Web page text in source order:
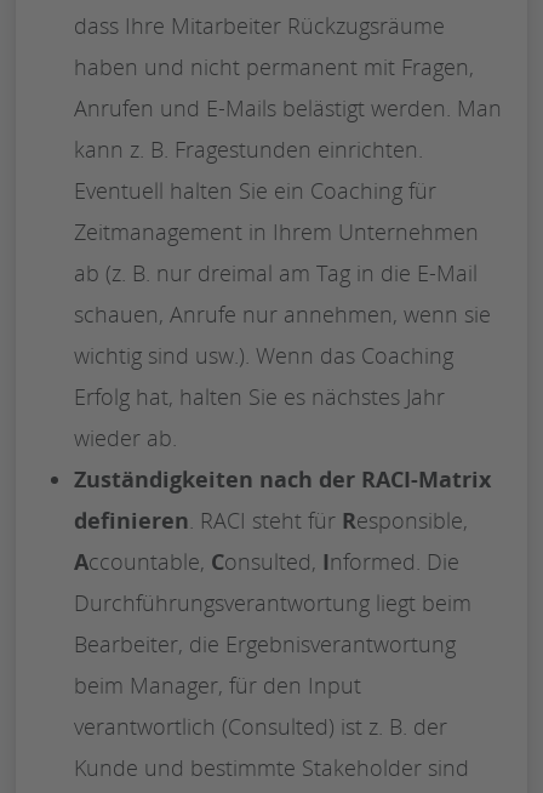
dass Ihre Mitarbeiter Rückzugsräume
haben und nicht permanent mit Fragen,
Anrufen und E-Mails belästigt werden. Man
kann z. B. Fragestunden einrichten.
Eventuell halten Sie ein Coaching für
Zeitmanagement in Ihrem Unternehmen
ab (z. B. nur dreimal am Tag in die E-Mail
schauen, Anrufe nur annehmen, wenn sie
wichtig sind usw.). Wenn das Coaching
Erfolg hat, halten Sie es nächstes Jahr
wieder ab.
Zuständigkeiten nach der RACI-Matrix
definieren. RACI steht für Responsible,
Accountable, Consulted, Informed. Die
Durchführungsverantwortung liegt beim
Bearbeiter, die Ergebnisverantwortung
beim Manager, für den Input
verantwortlich (Consulted) ist z. B. der
Kunde und bestimmte Stakeholder sind